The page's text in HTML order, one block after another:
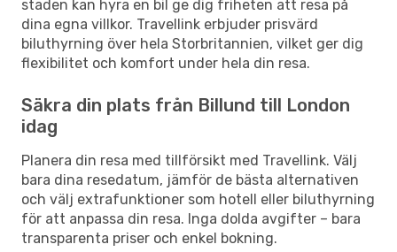
staden kan hyra en bil ge dig friheten att resa på
dina egna villkor. Travellink erbjuder prisvärd
biluthyrning över hela Storbritannien, vilket ger dig
flexibilitet och komfort under hela din resa.
Säkra din plats från Billund till London
idag
Planera din resa med tillförsikt med Travellink. Välj
bara dina resedatum, jämför de bästa alternativen
och välj extrafunktioner som hotell eller biluthyrning
för att anpassa din resa. Inga dolda avgifter – bara
transparenta priser och enkel bokning.